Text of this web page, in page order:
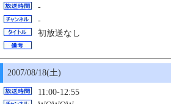
-
-
初放送なし
2007/08/18(土)
11:00-12:55